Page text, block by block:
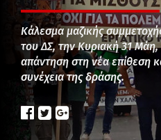
Κάλεσμα μαζικής
του ΔΣ, την Κυριακή 31 Μάη,
απάντηση στη νέα επίθεση
συνέχεια της δράσης.